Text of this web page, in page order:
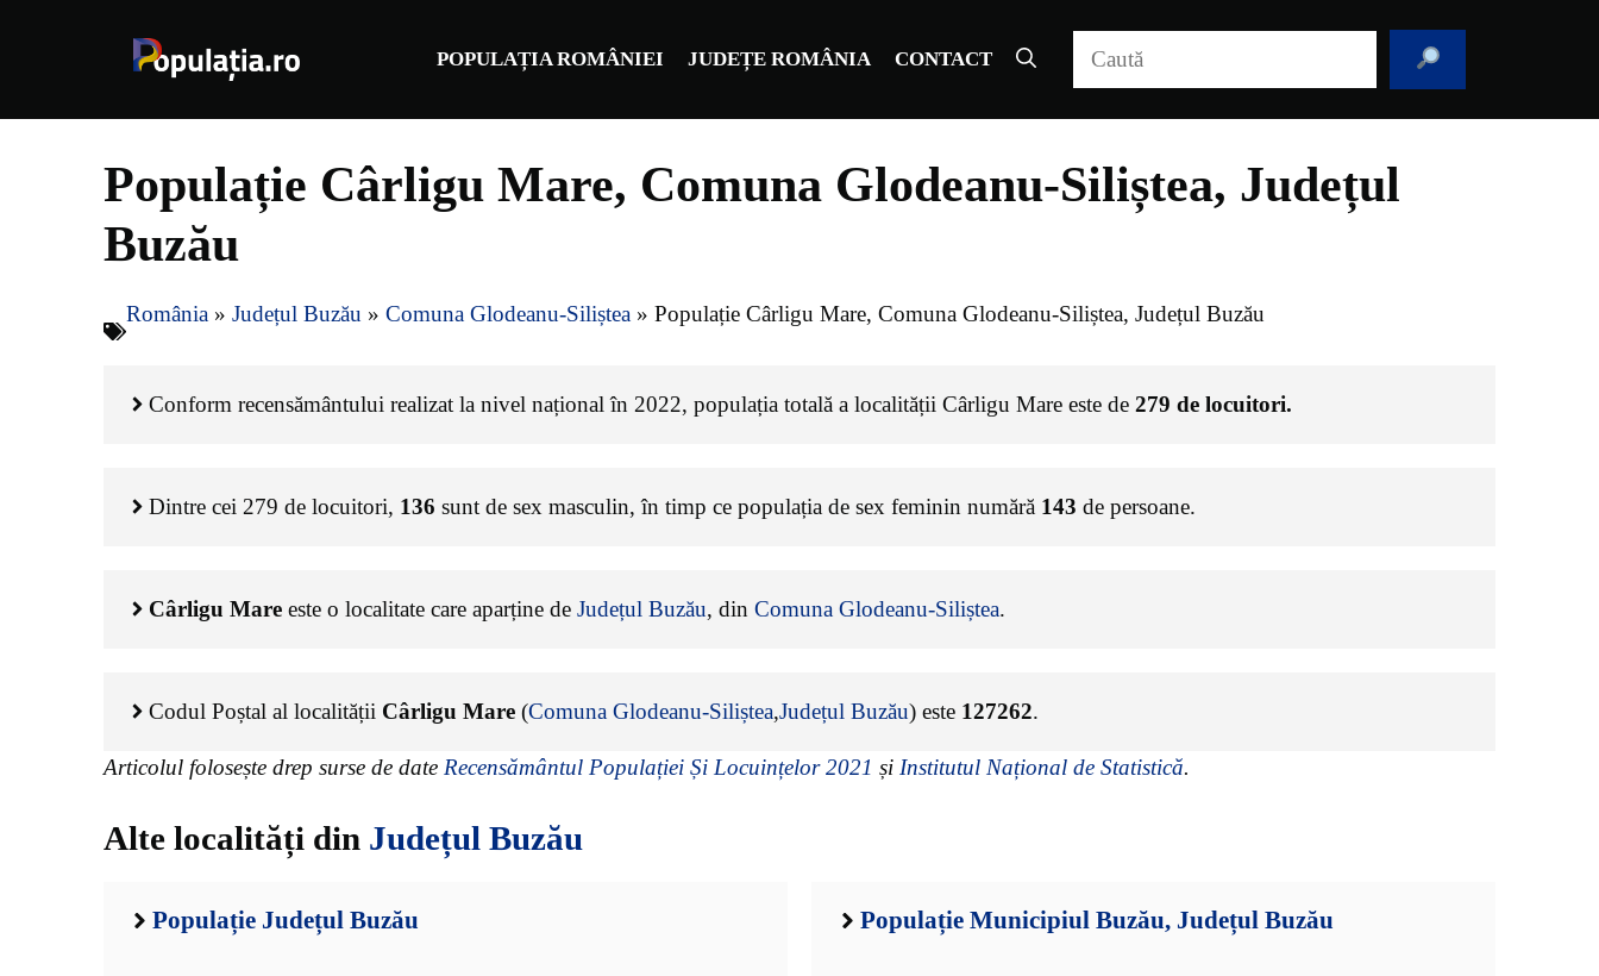
POPULAȚIA ROMÂNIEI JUDEȚE ROMÂNIA CONTACT
Populație Cârligu Mare, Comuna Glodeanu-Siliștea, Județul
Buzău
România » Județul Buzău » Comuna Glodeanu-Siliștea » Populație Cârligu Mare, Comuna Glodeanu-Siliștea, Județul Buzău
Conform recensământului realizat la nivel național în 2022, populația totală a localității Cârligu Mare este de 279 de locuitori.
Dintre cei 279 de locuitori, 136 sunt de sex masculin, în timp ce populația de sex feminin numără 143 de persoane.
Cârligu Mare este o localitate care aparține de Județul Buzău, din Comuna Glodeanu-Siliștea.
Codul Poștal al localității Cârligu Mare (Comuna Glodeanu-Siliștea,Județul Buzău) este 127262.
Articolul folosește drep surse de date Recensământul Populației Și Locuințelor 2021 și Institutul Național de Statistică.
Alte localități din Județul Buzău
Populație Județul Buzău Populație Municipiul Buzău, Județul Buzău